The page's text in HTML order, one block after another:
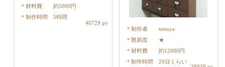
材料費
約5000円
制作時間
5時間
40729 pv
制作者
tetsuya
難易度
★
材料費
約12000円
制作時間
20日くらい